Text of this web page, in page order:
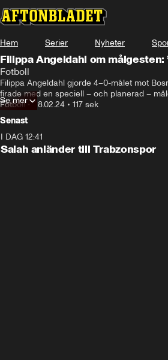
Hem Serier Nyheter
Filippa Angeldahl om målgesten:
Fotboll
Filippa Angeldahl gjorde 4–0-målet mot
firade med en speciell – och planerad –
Fotboll•28.02.24 • 117 sek
Se mer
Senast
I DAG 12:41
Salah anländer till Trabzonspor